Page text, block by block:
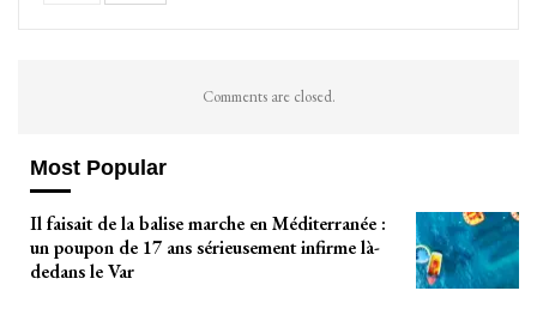
Comments are closed.
Most Popular
Il faisait de la balise marche en Méditerranée :
un poupon de 17 ans sérieusement infirme là-
dedans le Var